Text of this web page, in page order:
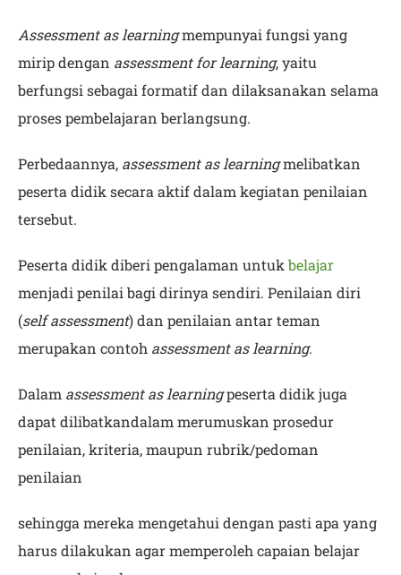
Assessment as learningmempunyai fungsi yang
mirip dengan assessment for learning, yaitu
berfungsi sebagai formatif dan dilaksanakan selama
proses pembelajaran berlangsung.
Perbedaannya, assessment as learningmelibatkan
peserta didik secara aktif dalam kegiatan penilaian
tersebut.
Peserta didik diberi pengalaman untukbelajar
menjadi penilai bagi dirinya sendiri. Penilaian diri
(self assessment) dan penilaian antar teman
merupakan contoh assessment as learning.
Dalam assessment as learningpeserta didik juga
dapat dilibatkandalam merumuskan prosedur
penilaian, kriteria, maupun rubrik/pedoman
penilaian
sehingga mereka mengetahui dengan pasti apa yang
harus dilakukan agar memperoleh capaian belajar